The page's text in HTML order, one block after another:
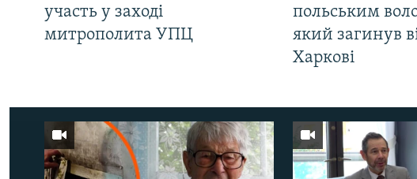
участь у заході
митрополита УПЦ
польським
який загинув
Харкові